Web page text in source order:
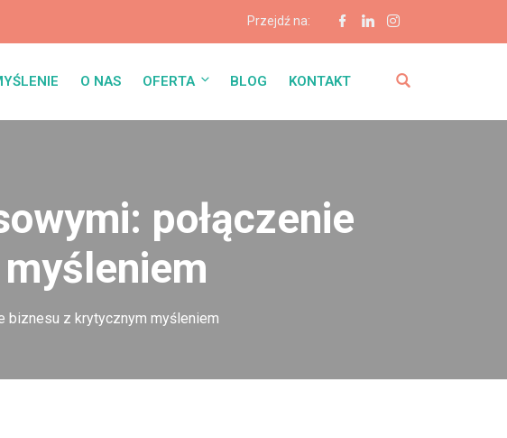
Przejdź na:
O NAS OFERTA BLOG KONTAKT
połączenie
biznesu z krytycznym myśleniem